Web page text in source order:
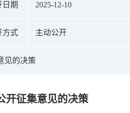
日期 2025-12-10
方式 主动公开
见的决策
开征集意见的决策